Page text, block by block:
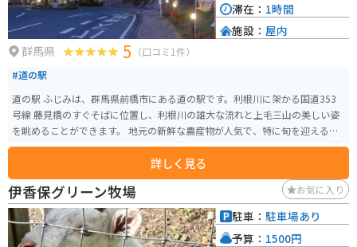
群馬県 5 （口コミ1件）
#道の駅
道の駅 ふじみは、群馬県前橋市にある道の駅です。利根川に架かる国道353
号線 藤見橋のすぐそばに位置し、利根川の雄大な流れと上毛三山の美しい姿
を眺めることができます。 地元の新鮮な農産物が人気で、特に旬を迎える梨
やぶどう、りんごは格別です。 また、併設のレストランでは、地元産の食材
を使った料理を楽しむことができます。 バイクで訪れる場合、道の駅には
広々とした駐車場が完備されているので安心です。利根川沿いは走りやすい
道が続くので、ツーリングの休憩スポットとしても最適です。周辺には、赤
城山や榛名山といった人気のツーリングスポットも点在しているので、拠点
としてもおすすめです。
詳しく見る
滞在： 1時間
施設： 屋内
伊香保グリーン牧場 お気に入り
駐車： 駐車場あり
予算： 1500円